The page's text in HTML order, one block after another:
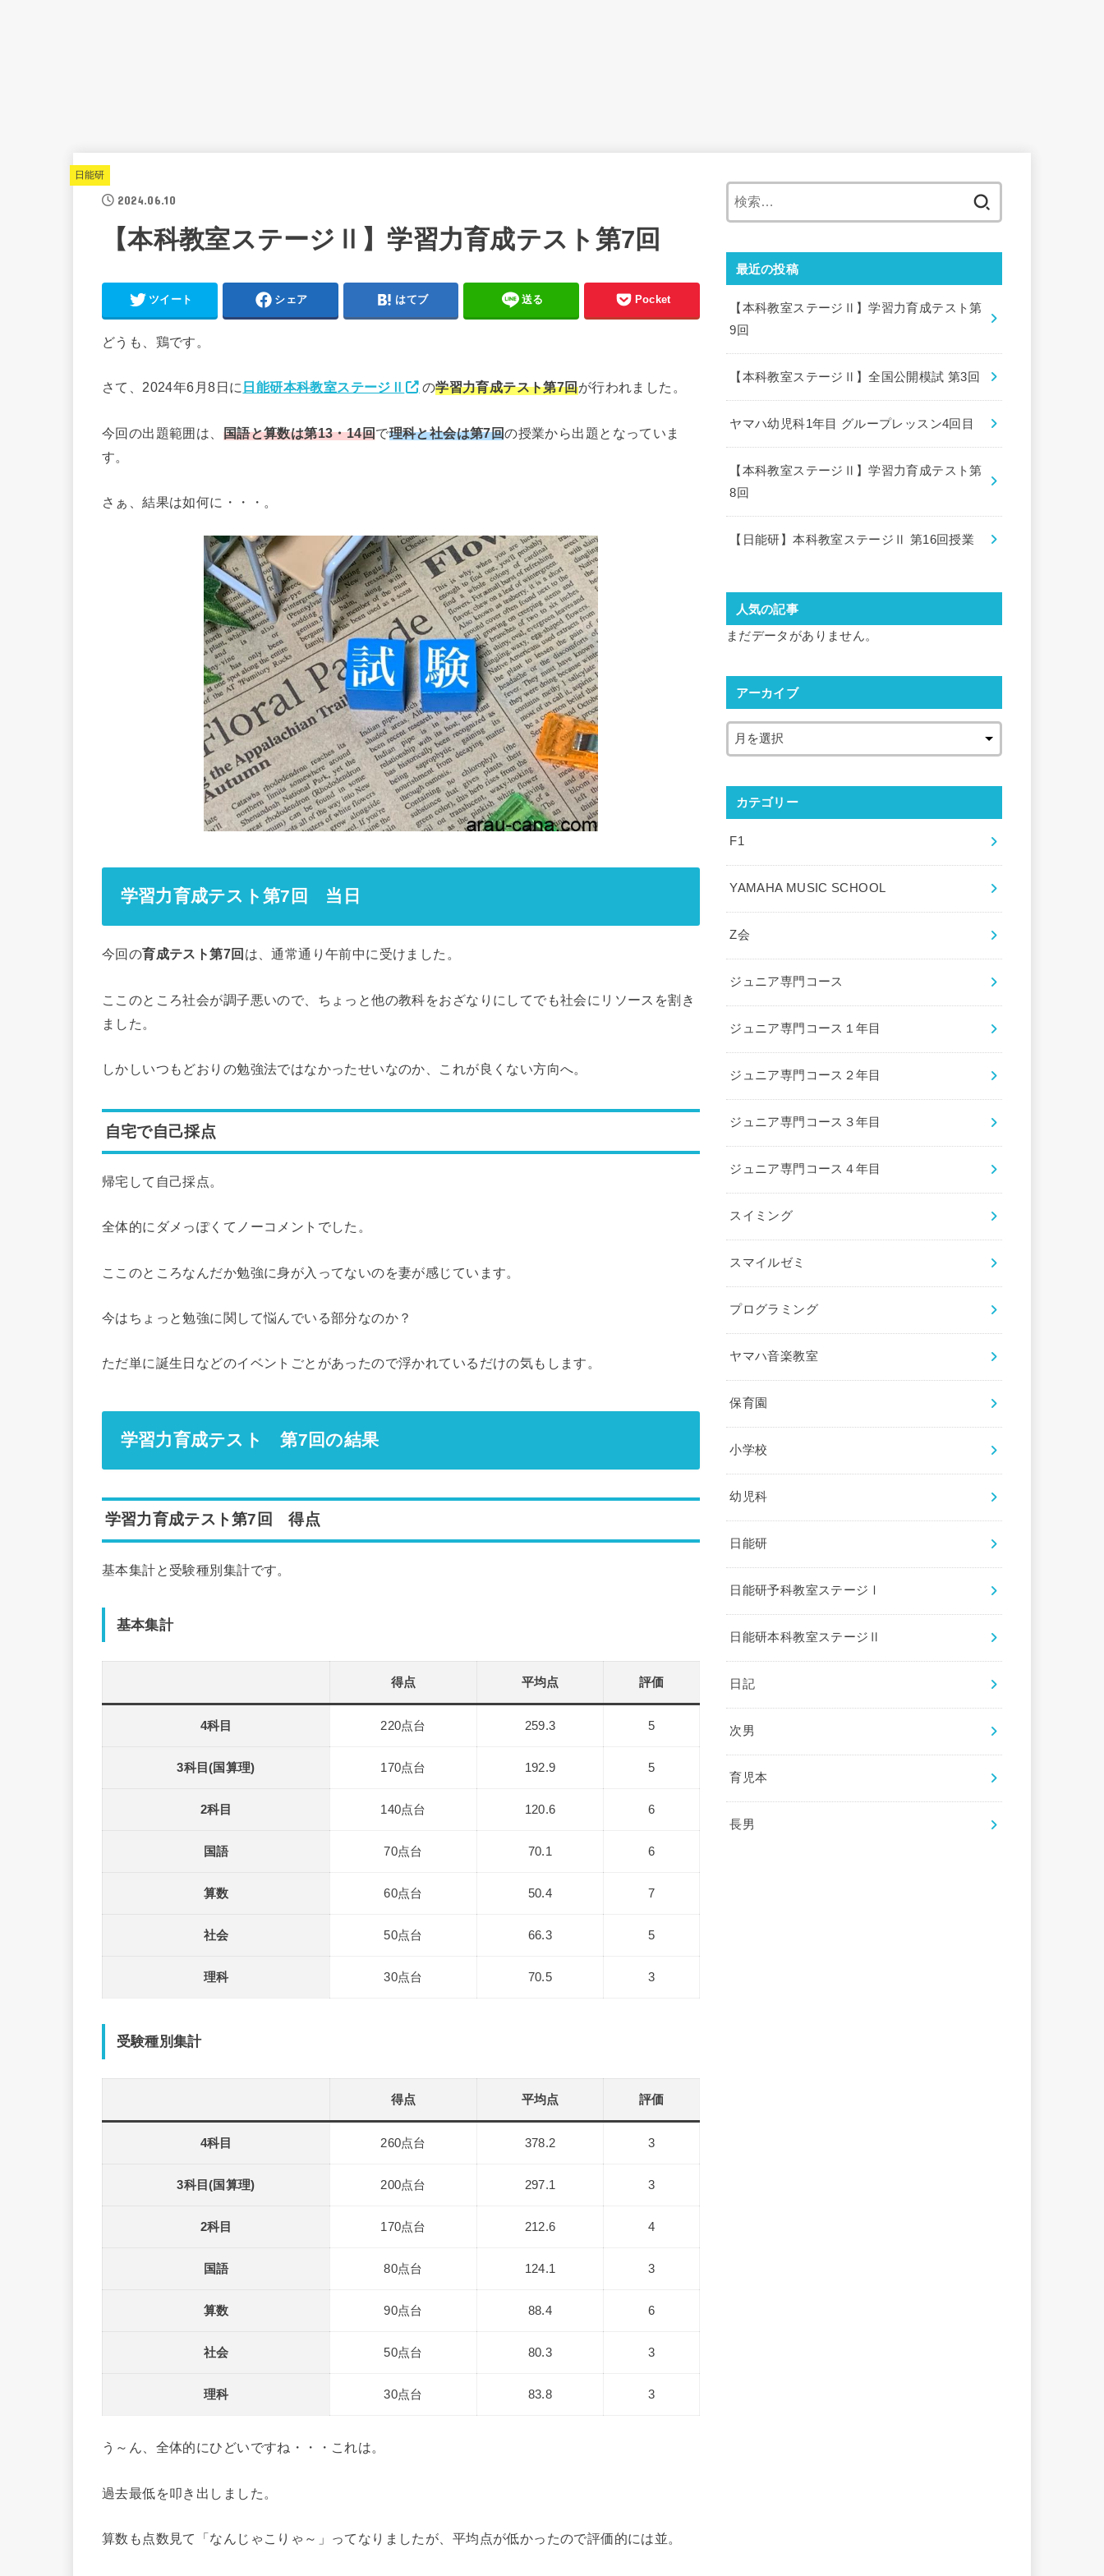
日能研
2024.06.10
【本科教室ステージⅡ】学習力育成テスト第7回
ツイート シェア はてブ 送る Pocket
どうも、鶏です。
さて、2024年6月8日に 日能研本科教室ステージⅡ の学習力育成テスト第7回が行われました。
今回の出題範囲は、 国語と算数は第13・14回で理科と社会は第7回の授業から出題となっていま
す。
さぁ、結果は如何に・・・。
学習力育成テスト第7回 当日
今回の育成テスト第7回 は、通常通り午前中に受けました。
ここのところ社会が調子悪いので、ちょっと他の教科をおざなりにしてでも社会にリソースを割き
ました。
しかしいつもどおりの勉強法ではなかったせいなのか、これが良くない方向へ。
自宅で自己採点
帰宅して自己採点。
全体的にダメっぽくてノーコメントでした。
ここのところなんだか勉強に身が入ってないのを妻が感じています。
今はちょっと勉強に関して悩んでいる部分なのか？
ただ単に誕生日などのイベントごとがあったので浮かれているだけの気もします。
学習力育成テスト 第7回の結果
学習力育成テスト第7回 得点
基本集計と受験種別集計です。
基本集計
得点 平均点 評価
4科目 220点台 259.3 5
3科目(国算理) 170点台 192.9 5
2科目 140点台 120.6 6
国語 70点台 70.1 6
算数 60点台 50.4 7
社会 50点台 66.3 5
理科 30点台 70.5 3
受験種別集計
得点 平均点 評価
4科目 260点台 378.2 3
3科目(国算理) 200点台 297.1 3
2科目 170点台 212.6 4
国語 80点台 124.1 3
算数 90点台 88.4 6
社会 50点台 80.3 3
理科 30点台 83.8 3
う～ん、全体的にひどいですね・・・これは。
過去最低を叩き出しました。
算数も点数見て「なんじゃこりゃ～」ってなりましたが、平均点が低かったので評価的には並。
最近の投稿
【本科教室ステージⅡ】学習力育成テスト第
9回
【本科教室ステージⅡ】全国公開模試 第3回
ヤマハ幼児科1年目 グループレッスン4回目
【本科教室ステージⅡ】学習力育成テスト第
8回
【日能研】本科教室ステージⅡ 第16回授業
人気の記事
まだデータがありません。
アーカイブ
カテゴリー
F1
YAMAHA MUSIC SCHOOL
Z会
ジュニア専門コース
ジュニア専門コース１年目
ジュニア専門コース２年目
ジュニア専門コース３年目
ジュニア専門コース４年目
スイミング
スマイルゼミ
プログラミング
ヤマハ音楽教室
保育園
小学校
幼児科
日能研
日能研予科教室ステージⅠ
日能研本科教室ステージⅡ
日記
次男
育児本
長男